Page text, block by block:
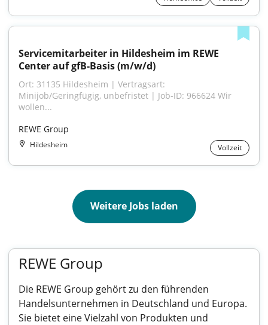
Servicemitarbeiter in Hildesheim im REWE
Center auf gfB-Basis (m/w/d)
Ort: 31135 Hildesheim | Vertragsart:
Minijob/Geringfügig, unbefristet | Job-ID: 966624 Wir
wollen...
REWE Group
Hildesheim Vollzeit
Weitere Jobs laden
REWE Group
Die REWE Group gehört zu den führenden
Handelsunternehmen in Deutschland und Europa.
Sie bietet eine Vielzahl von Produkten und